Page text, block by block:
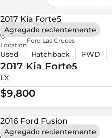
Location
Ford Las Cruces
Used Hatchback FWD
2017 Kia Forte5
LX
$9,800
Agregado recientemente
Agregado recientemente